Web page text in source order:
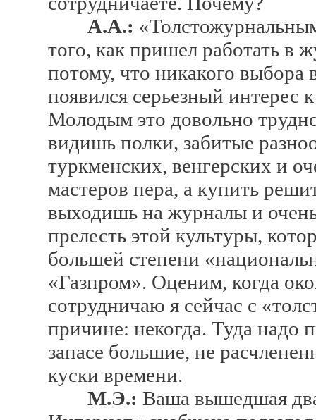
А.А.:
того, как пришел работать в
потому, что никакого выбора
появился серьезный интерес
Молодым это довольно
видишь полки, забитые
туркменских, венгерских и
мастеров пера, а купить
выходишь на журналы и
прелесть этой культуры,
большей степени
«Газпром». Оценим, когда
сотрудничаю я сейчас с
причине: некогда. Туда надо
запасе большие, не
куски времени.
М.Э.: Ваша вышедшая два